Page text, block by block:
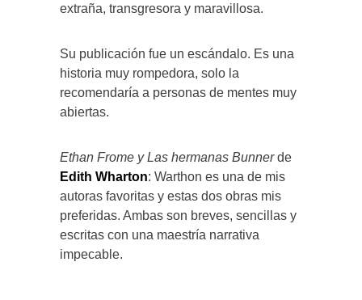
extraña, transgresora y maravillosa.
Su publicación fue un escándalo. Es una
historia muy rompedora, solo la
recomendaría a personas de mentes muy
abiertas.
Ethan Frome y Las hermanas Bunnerde
Edith Wharton: Warthon es una de mis
autoras favoritas y estas dos obras mis
preferidas. Ambas son breves, sencillas y
escritas con una maestría narrativa
impecable.